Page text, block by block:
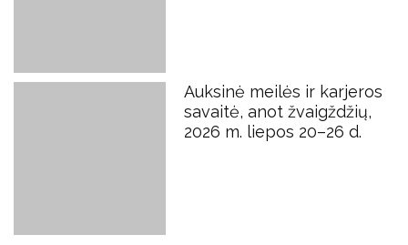
Auksinė meilės ir karjeros
savaitė, anot žvaigždžių,
2026 m. liepos 20–26 d.